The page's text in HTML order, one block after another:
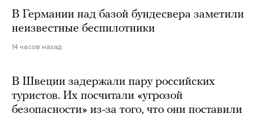
В Германии над базой бундесвера заметили
неизвестные беспилотники
14 часов назад
В Швеции задержали пару российских
туристов. Их посчитали «угрозой
безопасности» из-за того, что они поставили